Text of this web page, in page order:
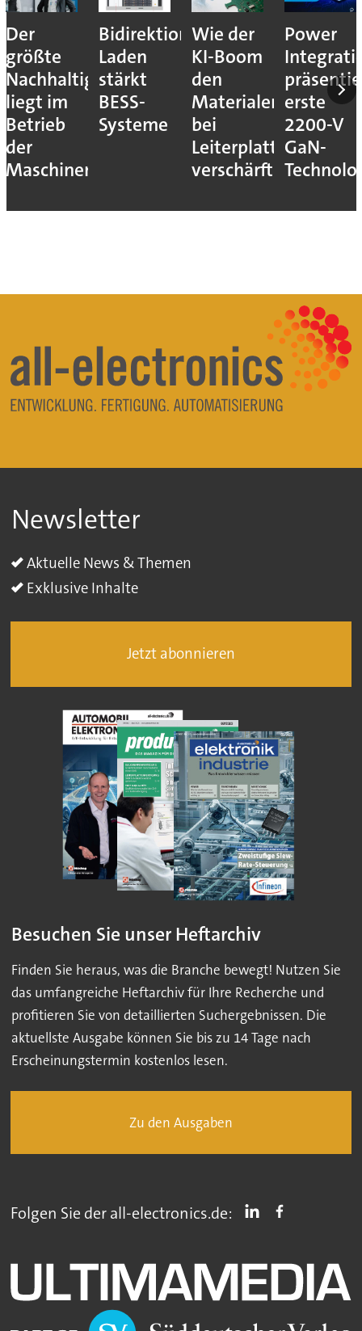
Der
größte
Nachhaltigkeitshebel
liegt im
Betrieb
der
Maschinen
Bidirektionales
Laden
stärkt
BESS-
Systeme
Wie der
KI-Boom
den
Materialengpass
bei
Leiterplatten
verschärft
Power
erste
2200-V
GaN-
Newsletter
Aktuelle News & Themen
Exklusive Inhalte
Jetzt abonnieren
Besuchen Sie unser Heftarchiv
Finden Sie heraus, was die Branche bewegt! Nutzen Sie
das umfangreiche Heftarchiv für Ihre Recherche und
profitieren Sie von detaillierten Suchergebnissen. Die
aktuellste Ausgabe können Sie bis zu 14 Tage nach
Erscheinungstermin kostenlos lesen.
Zu den Ausgaben
Folgen Sie der all-electronics.de: